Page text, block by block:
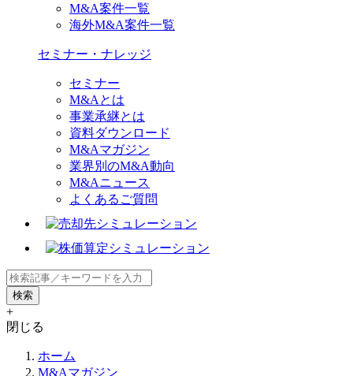
M&A案件一覧
海外M&A案件一覧
セミナー・ナレッジ
セミナー
M&Aとは
事業承継とは
資料ダウンロード
M&Aマガジン
業界別のM&A動向
M&Aニュース
よくあるご質問
+
閉じる
ホーム
M&Aマガジン